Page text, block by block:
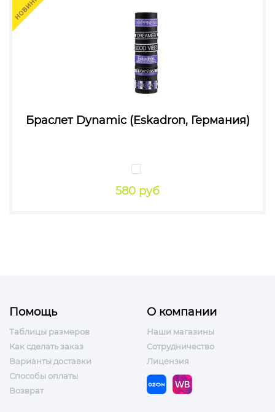
Браслет Dynamic (Eskadron, Германия)
580 руб
Помощь
Таблицы размеров
Как сделать заказ
Варианты доставки
Способы оплаты
Возврат
О компании
Наши магазины
Сотрудничество
Лицензия